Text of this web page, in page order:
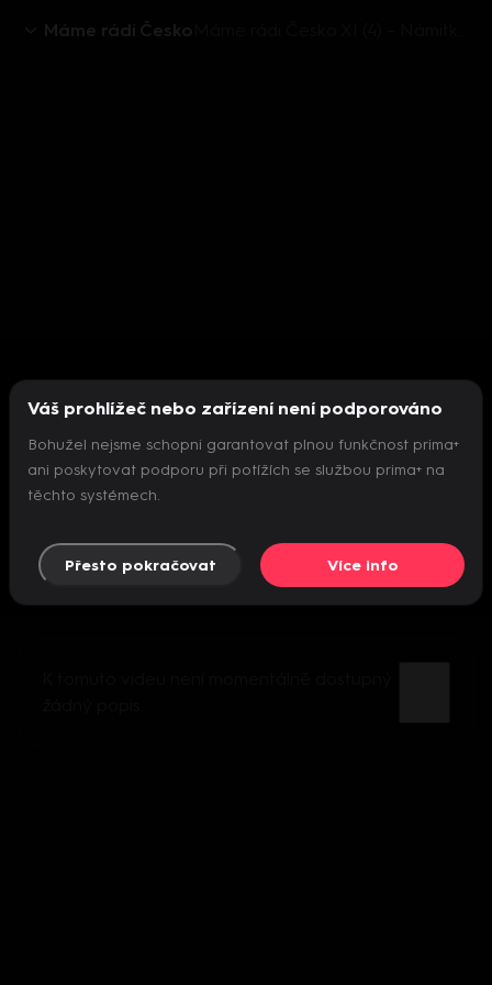
Máme rádi Česko
Nepodařilo se inicializovat přehrávač
Váš prohlížeč nebo zařízení není podporováno
Bohužel nejsme schopni garantovat plnou funkčnost prima+
ani poskytovat podporu při potížích se službou prima+ na
těchto systémech.
Přesto pokračovat Více info